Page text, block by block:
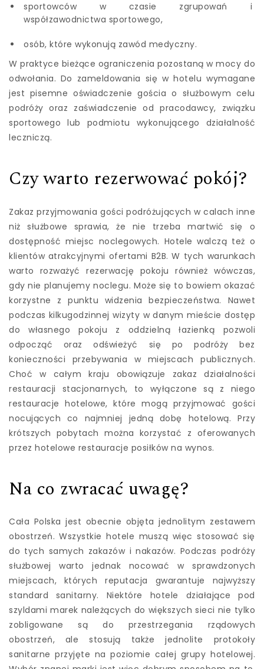
sportowców w czasie zgrupowań i
współzawodnictwa sportowego,
osób, które wykonują zawód medyczny.
W praktyce bieżące ograniczenia pozostaną w mocy do
odwołania. Do zameldowania się w hotelu wymagane
jest pisemne oświadczenie gościa o służbowym celu
podróży oraz zaświadczenie od pracodawcy, związku
sportowego lub podmiotu wykonującego działalność
leczniczą.
Czy warto rezerwować pokój?
Zakaz przyjmowania gości podróżujących w calach inne
niż służbowe sprawia, że nie trzeba martwić się o
dostępność miejsc noclegowych. Hotele walczą też o
klientów atrakcyjnymi ofertami B2B. W tych warunkach
warto rozważyć rezerwację pokoju również wówczas,
gdy nie planujemy noclegu. Może się to bowiem okazać
korzystne z punktu widzenia bezpieczeństwa. Nawet
podczas kilkugodzinnej wizyty w danym mieście dostęp
do własnego pokoju z oddzielną łazienką pozwoli
odpocząć oraz odświeżyć się po podróży bez
konieczności przebywania w miejscach publicznych.
Choć w całym kraju obowiązuje zakaz działalności
restauracji stacjonarnych, to wyłączone są z niego
restauracje hotelowe, które mogą przyjmować gości
nocujących co najmniej jedną dobę hotelową. Przy
krótszych pobytach można korzystać z oferowanych
przez hotelowe restauracje posiłków na wynos.
Na co zwracać uwagę?
Cała Polska jest obecnie objęta jednolitym zestawem
obostrzeń. Wszystkie hotele muszą więc stosować się
do tych samych zakazów i nakazów. Podczas podróży
służbowej warto jednak nocować w sprawdzonych
miejscach, których reputacja gwarantuje najwyższy
standard sanitarny. Niektóre hotele działające pod
szyldami marek należących do większych sieci nie tylko
zobligowane są do przestrzegania rządowych
obostrzeń, ale stosują także jednolite protokoły
sanitarne przyjęte na poziomie całej grupy hotelowej.